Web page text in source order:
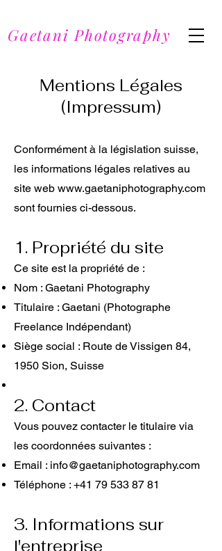
Gaetani Photography
Mentions Légales
(Impressum)
Conformément à la législation suisse,
les informations légales relatives au
site web www.gaetaniphotography.com
sont fournies ci-dessous.
1. Propriété du site
Ce site est la propriété de :
Nom : Gaetani Photography
Titulaire : Gaetani (Photographe
Freelance Indépendant)
Siège social : Route de Vissigen 84,
1950 Sion, Suisse
2. Contact
Vous pouvez contacter le titulaire via
les coordonnées suivantes :
Email : info@gaetaniphotography.com
Téléphone : +41 79 533 87 81
3. Informations sur
l'entreprise